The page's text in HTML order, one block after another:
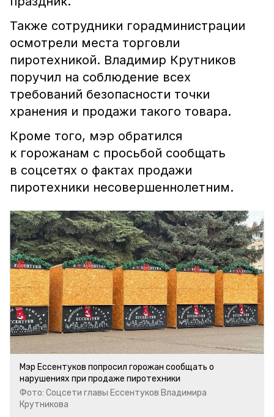
Также сотрудники горадминистрации
осмотрели места торговли
пиротехникой. Владимир Крутников
поручил на соблюдение всех
требований безопасности точки
хранения и продажи такого товара.
Кроме того, мэр обратился
к горожанам с просьбой сообщать
в соцсетях о фактах продажи
пиротехники несовершеннолетним.
Мэр Ессентуков попросил горожан сообщать о
нарушениях при продаже пиротехники
Фото: Соцсети главы Ессентуков Владимира
Крутникова